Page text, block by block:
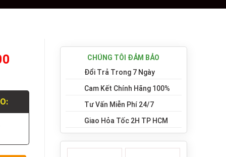
CHÚNG TÔI ĐẢM BẢO
Đổi Trả Trong 7 Ngày
Cam Kết Chính Hãng 100%
Tư Vấn Miễn Phí 24/7
Giao Hỏa Tốc 2H TP HCM